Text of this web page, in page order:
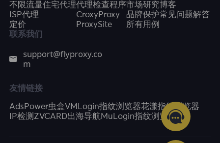
不限流量住宅代理
ISP代理
定价
代理检查程序
CroxyProxy
ProxySite
市场研究
品牌保护
所有用例
博客
常见问题解答
联系我们
support@flyproxy.co
m
友情链接
AdsPower虫盒VMLogin指纹浏览器花漾指纹浏览器
IP检测 ZVCARD出海导航MuLogin指纹浏览器